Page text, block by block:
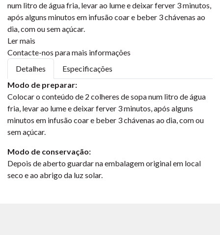
num litro de água fria, levar ao lume e deixar ferver 3 minutos,
após alguns minutos em infusão coar e beber 3 chávenas ao
dia, com ou sem açúcar.
Ler mais
Contacte-nos para mais informações
Detalhes
Especificações
Modo de preparar:
Colocar o conteúdo de 2 colheres de sopa num litro de água
fria, levar ao lume e deixar ferver 3 minutos, após alguns
minutos em infusão coar e beber 3 chávenas ao dia, com ou
sem açúcar.
Modo de conservação:
Depois de aberto guardar na embalagem original em local
seco e ao abrigo da luz solar.